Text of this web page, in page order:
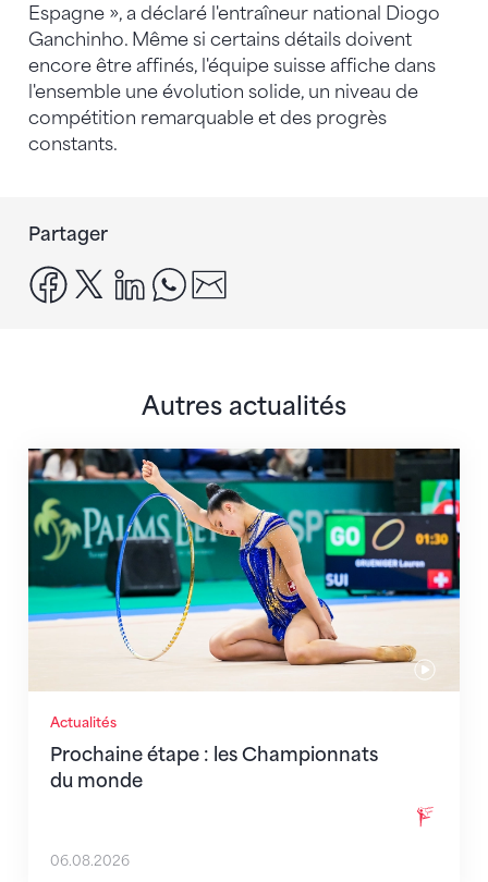
Espagne », a déclaré l'entraîneur national Diogo
Ganchinho. Même si certains détails doivent
encore être affinés, l'équipe suisse affiche dans
l'ensemble une évolution solide, un niveau de
compétition remarquable et des progrès
constants.
Partager
facebook
x linkedinwhatsapp
Autres actualités
Actualités
Prochaine étape : les Championnats
du monde
Prochaine étape : les Championnats du monde
06.08.2026